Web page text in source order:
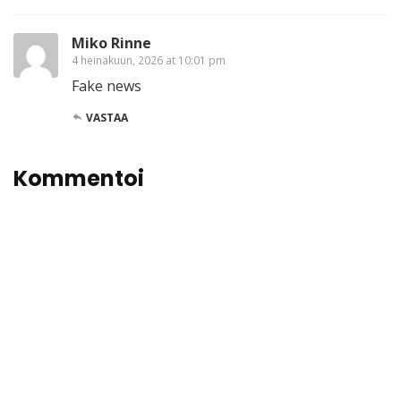
Miko Rinne
4 heinäkuun, 2026 at 10:01 pm
Fake news
VASTAA
Kommentoi